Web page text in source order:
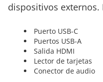
dispositivos externos.
Puerto USB-C
Puertos USB-A
Salida HDMI
Lector de tarjetas
Conector de audio